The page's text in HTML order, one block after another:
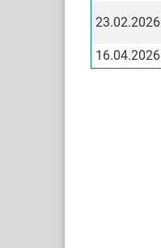
23.02.2026
16.04.2026